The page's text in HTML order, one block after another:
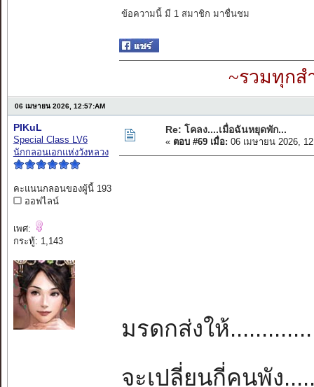
ข้อความนี้ มี 1 สมาชิก มาชื่นชม
~รวมทุกส
06 เมษายน 2026, 12:57:AM
PIKuL
Special Class LV6
นักกลอนเอกแห่งวังหลวง
คะแนนกลอนของผู้นี้ 193
ออฟไลน์
เพศ:
กระทู้: 1,143
Re: โคลง....เมื่อฉันหยุดพัก...
« ตอบ #69 เมื่อ: 06 เมษายน 2026,
มรดกส่งให้
จะเปลี่ยนกี่คนพัง